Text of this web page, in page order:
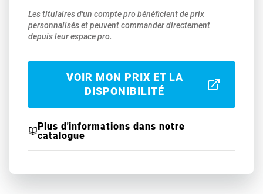
Les titulaires d'un compte pro bénéficient de prix
personnalisés et peuvent commander directement
depuis leur espace pro.
VOIR MON PRIX ET LA
DISPONIBILITÉ
Plus d'informations dans notre
catalogue